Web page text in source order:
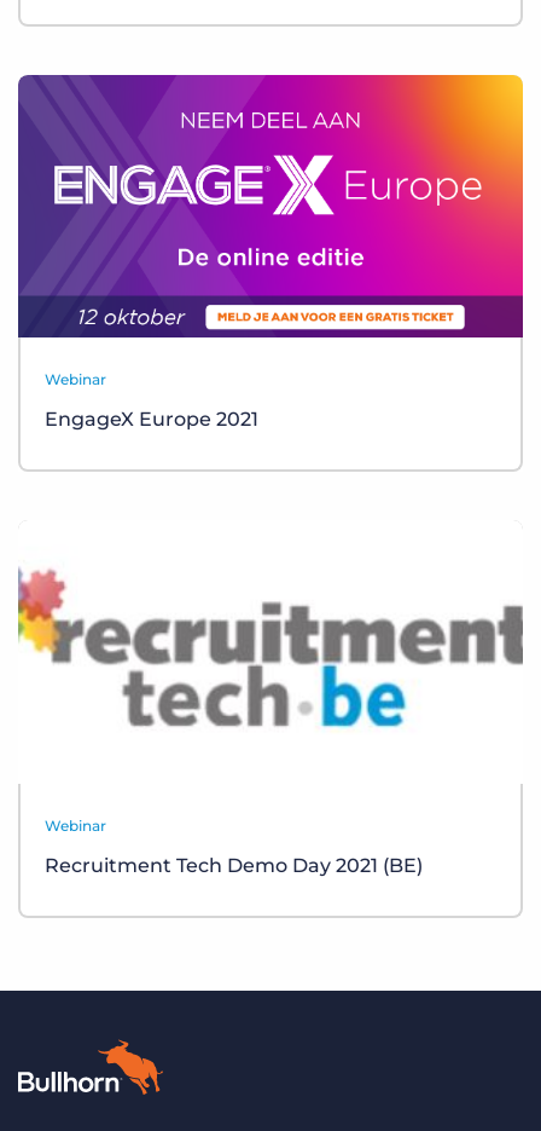
Webinar
EngageX Europe 2021
Webinar
Recruitment Tech Demo Day 2021 (BE)